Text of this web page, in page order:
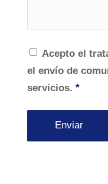
Acepto el
el envío de
servicios.*